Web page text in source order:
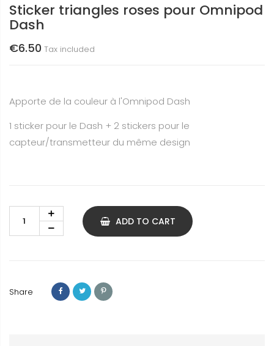
Sticker triangles roses pour Omnipod
Dash
€6.50 Tax included
Apporte de la couleur à l'Omnipod Dash
1 sticker pour le Dash + 2 stickers pour le
capteur/transmetteur du même design
ADD TO CART
Share